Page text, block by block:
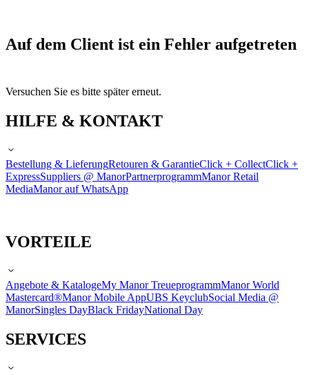
Auf dem Client ist ein Fehler aufgetreten
Versuchen Sie es bitte später erneut.
HILFE & KONTAKT
Bestellung & LieferungRetouren & GarantieClick + CollectClick +
ExpressSuppliers @ ManorPartnerprogrammManor Retail
MediaManor auf WhatsApp
VORTEILE
Angebote & KatalogeMy Manor TreueprogrammManor World
Mastercard®Manor Mobile AppUBS KeyclubSocial Media @
ManorSingles DayBlack FridayNational Day
SERVICES